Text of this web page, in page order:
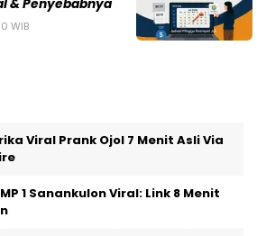
& Penyebabnya
WIB
Viral Prank Ojol 7 Menit Asli Via
1 Sanankulon Viral: Link 8 Menit